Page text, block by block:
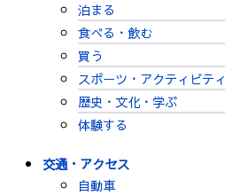
泊まる
食べる・飲む
買う
スポーツ・アクティビティ
歴史・文化・学ぶ
体験する
交通・アクセス
自動車